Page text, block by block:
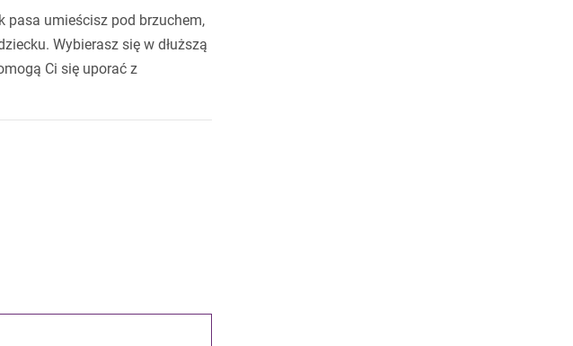
pasa umieścisz pod brzuchem,
Wybierasz się w dłuższą
Ci się uporać z